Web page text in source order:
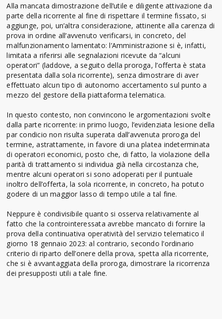
Alla mancata dimostrazione dell’utile e diligente attivazione da
parte della ricorrente al fine di rispettare il termine fissato, si
aggiunge, poi, un’altra considerazione, attinente alla carenza di
prova in ordine all’avvenuto verificarsi, in concreto, del
malfunzionamento lamentato: l’Amministrazione si è, infatti,
limitata a riferirsi alle segnalazioni ricevute da “alcuni
operatori” (laddove, a seguito della proroga, l’offerta è stata
presentata dalla sola ricorrente), senza dimostrare di aver
effettuato alcun tipo di autonomo accertamento sul punto a
mezzo del gestore della piattaforma telematica.
In questo contesto, non convincono le argomentazioni svolte
dalla parte ricorrente: in primo luogo, l’evidenziata lesione della
par condicio non risulta superata dall’avvenuta proroga del
termine, astrattamente, in favore di una platea indeterminata
di operatori economici, posto che, di fatto, la violazione della
parità di trattamento si individua già nella circostanza che,
mentre alcuni operatori si sono adoperati per il puntuale
inoltro dell’offerta, la sola ricorrente, in concreto, ha potuto
godere di un maggior lasso di tempo utile a tal fine.
Neppure è condivisibile quanto si osserva relativamente al
fatto che la controinteressata avrebbe mancato di fornire la
prova della continuativa operatività del servizio telematico il
giorno 18 gennaio 2023: al contrario, secondo l’ordinario
criterio di riparto dell’onere della prova, spetta alla ricorrente,
che si è avvantaggiata della proroga, dimostrare la ricorrenza
dei presupposti utili a tale fine.